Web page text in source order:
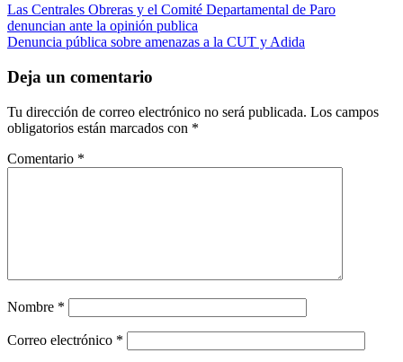
CUT
Antioquia
Navegación
de
Entrada
anterior:
Las Centrales Obreras y el Comité Departamental de Paro
denuncian ante la opinión publica
Siguiente
Denuncia pública sobre amenazas a la CUT y Adida
Deja un comentario
Tu dirección de correo electrónico no será publicada. Los campos
obligatorios están marcados con *
Comentario *
Nombre *
Correo electrónico *